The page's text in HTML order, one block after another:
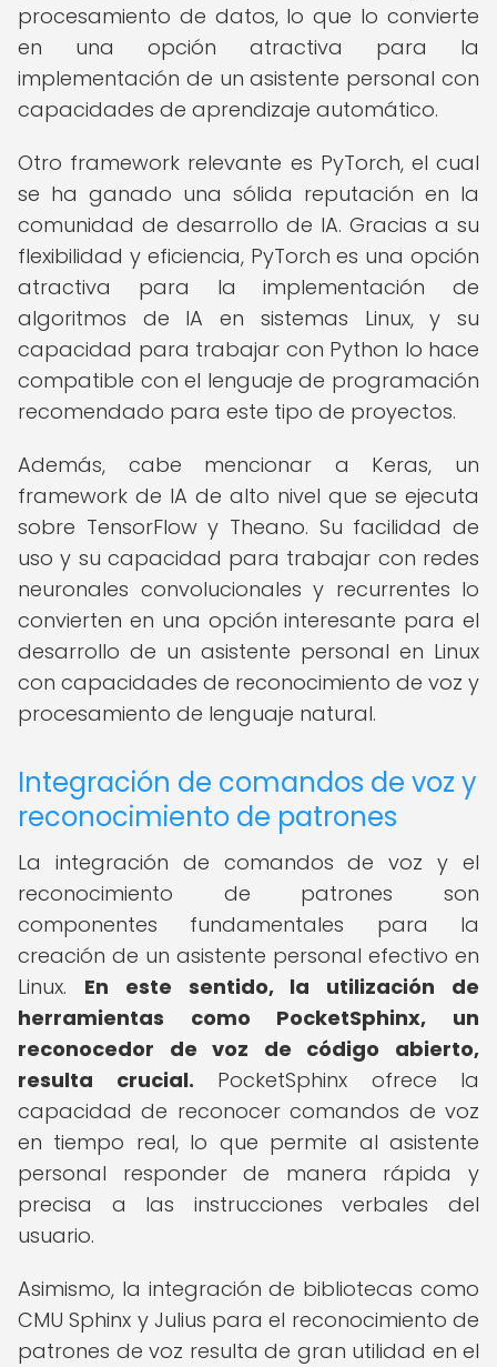
procesamiento de datos, lo que lo convierte
en una opción atractiva para la
implementación de un asistente personal con
capacidades de aprendizaje automático.
Otro framework relevante es PyTorch, el cual
se ha ganado una sólida reputación en la
comunidad de desarrollo de IA. Gracias a su
flexibilidad y eficiencia, PyTorch es una opción
atractiva para la implementación de
algoritmos de IA en sistemas Linux, y su
capacidad para trabajar con Python lo hace
compatible con el lenguaje de programación
recomendado para este tipo de proyectos.
Además, cabe mencionar a Keras, un
framework de IA de alto nivel que se ejecuta
sobre TensorFlow y Theano. Su facilidad de
uso y su capacidad para trabajar con redes
neuronales convolucionales y recurrentes lo
convierten en una opción interesante para el
desarrollo de un asistente personal en Linux
con capacidades de reconocimiento de voz y
procesamiento de lenguaje natural.
Integración de comandos de voz y
reconocimiento de patrones
La integración de comandos de voz y el
reconocimiento de patrones son
componentes fundamentales para la
creación de un asistente personal efectivo en
Linux. En este sentido, la utilización de
herramientas como PocketSphinx, un
reconocedor de voz de código abierto,
resulta crucial. PocketSphinx ofrece la
capacidad de reconocer comandos de voz
en tiempo real, lo que permite al asistente
personal responder de manera rápida y
precisa a las instrucciones verbales del
usuario.
Asimismo, la integración de bibliotecas como
CMU Sphinx y Julius para el reconocimiento de
patrones de voz resulta de gran utilidad en el